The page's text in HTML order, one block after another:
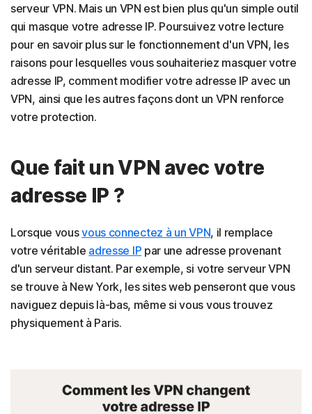
serveur VPN. Mais un VPN est bien plus qu'un simple outil
qui masque votre adresse IP. Poursuivez votre lecture
pour en savoir plus sur le fonctionnement d'un VPN, les
raisons pour lesquelles vous souhaiteriez masquer votre
adresse IP, comment modifier votre adresse IP avec un
VPN, ainsi que les autres façons dont un VPN renforce
votre protection.
Que fait un VPN avec votre
adresse IP ?
Lorsque vousvous connectez à un VPN, il remplace
votre véritable adresse IP par une adresse provenant
d'un serveur distant. Par exemple, si votre serveur VPN
se trouve à New York, les sites web penseront que vous
naviguez depuis là-bas, même si vous vous trouvez
physiquement à Paris.